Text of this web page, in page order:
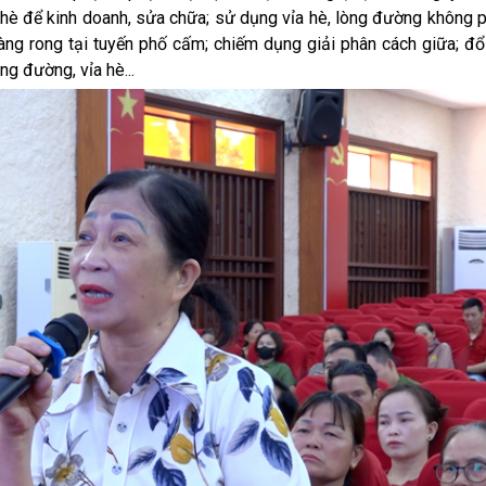
để kinh doanh, sửa chữa; sử dụng vỉa hè, lòng đường không
rong tại tuyến phố cấm; chiếm dụng giải phân cách giữa;
đường, vỉa hè...